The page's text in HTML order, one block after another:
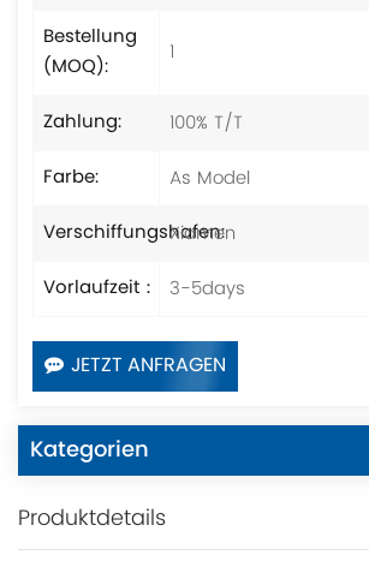
Bestellung
(MOQ):
1
Zahlung:
100% T/T
Farbe:
As Model
Verschiffungshafen:
Xiamen
Vorlaufzeit：
3-5days
JETZT ANFRAGEN
Kategorien
Produktdetails